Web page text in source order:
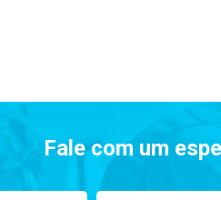
Fale com um